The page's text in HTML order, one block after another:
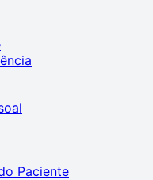
Paciente